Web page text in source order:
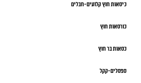
כיסאות חוץ קלועים-חבלים
כורסאות חוץ
כסאות בר חוץ
ספסלים-קקל